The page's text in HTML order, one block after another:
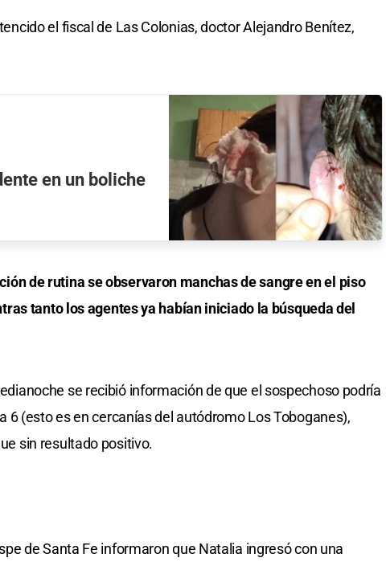
el fiscal de Las Colonias, doctor Alejandro Benítez,
en un boliche
de rutina se observaron manchas de sangre en el piso
tanto los agentes ya habían iniciado la búsqueda del
se recibió información de que el sospechoso podría
6 (esto es en cercanías del autódromo Los Toboganes),
sin resultado positivo.
de Santa Fe informaron que Natalia ingresó con una